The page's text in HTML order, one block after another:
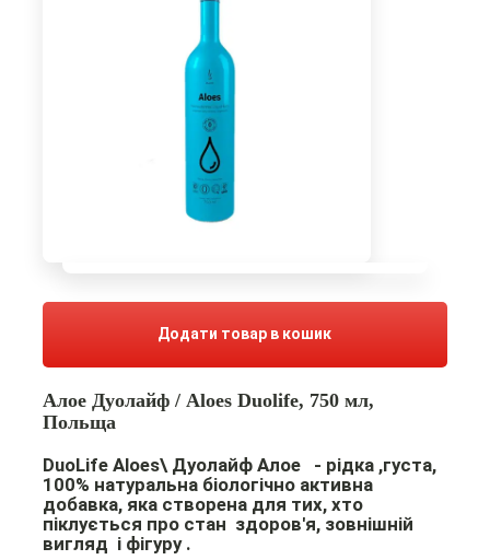
Додати товар в кошик
Алое Дуолайф / Aloes Duolife, 750 мл,
Польща
DuoLife Aloes\ Дуолайф Алое- рідка ,густа,
100% натуральна біологічно активна
добавка, яка створена для тих, хто
піклується про стан здоров'я, зовнішній
вигляд і фігуру .